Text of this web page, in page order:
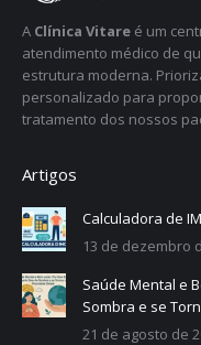
A Clínica Vitare é um
atendimento médico de
estrutura moderna.
personalizado para
tratamento dos nossos
Artigos
Calculadora de
13 de dezembro
Saúde Mental e
Sombra e se
21 de agosto de